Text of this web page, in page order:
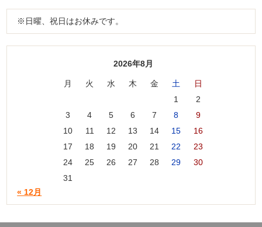
※日曜、祝日はお休みです。
2026年8月
月 火 水 木 金 土
日
1
2
3
4 5 6 7 8
9
10
11 12 13 14 15
16
17
18 19 20 21 22
23
24
25 26 27 28 29
30
31
« 12月